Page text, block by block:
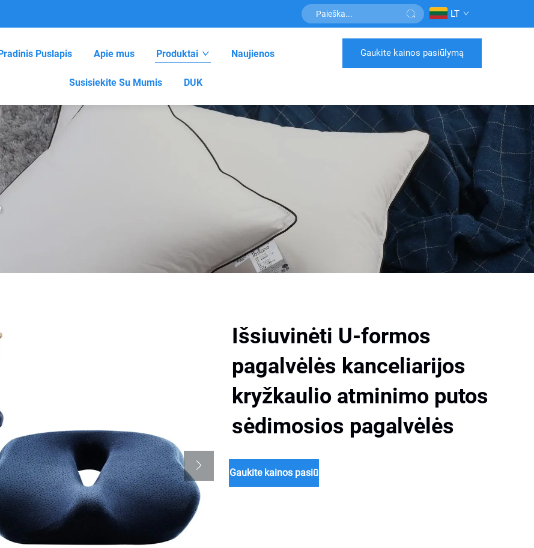
LT
Puslapis Apie mus Produktai Naujienos
Susisiekite Su Mumis DUK
Gaukite kainos pasiūlymą
Išsiuvinėti U-formos
pagalvėlės kanceliarijos
kryžkaulio atminimo putos
sėdimosios pagalvėlės
Gaukite kainos pasiūlymą